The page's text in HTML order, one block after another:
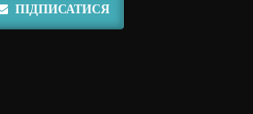
ПІДПИСАТИСЯ